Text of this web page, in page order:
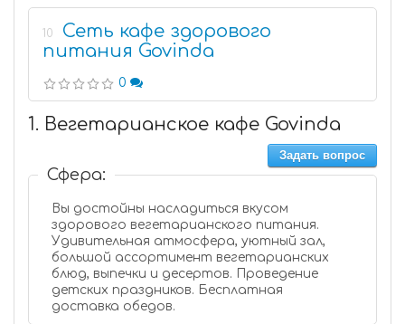
10
Сеть кафе здорового
питания Govinda
0
1. Вегетарианское кафе Govinda
Задать вопрос
Сфера:
Вы достойны насладиться вкусом
здорового вегетарианского питания.
Удивительная атмосфера, уютный зал,
большой ассортимент вегетарианских
блюд, выпечки и десертов. Проведение
детских праздников. Бесплатная
доставка обедов.